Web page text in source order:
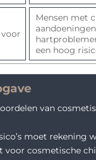
Mensen met
een hoog
van
moet rekening
voor cosmetische